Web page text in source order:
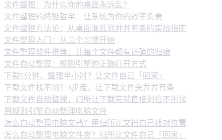
文件整理：为什么你的桌面永远乱？
文件整理的终极哲学：让系统为你的效率负责
文件整理方法论：从桌面混乱到井井有条的实战指南
文件整理入门：从三个习惯开始
文件整理软件推荐：让每个文件都有正确的归宿
文件自动整理：规则引擎的正确打开方式
下载5分钟，整理半小时？让文件自己「回家」
下载文件找不到？3步走，让下载文件夹井井有条
下载文件自动整理，归所让下载完就直接到位不用找
用规则引擎自动整理电脑文件
怎么自动整理电脑文档？用归所让文档自己找对位置
怎么自动整理电脑文件夹？归所让文件自己「回家」